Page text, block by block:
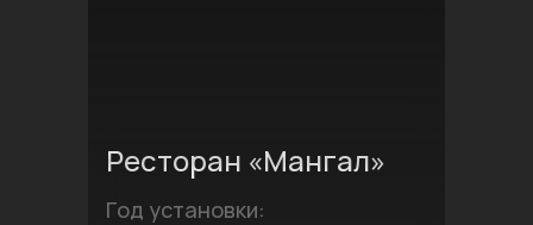
Ресторан «Мангал»
Год установки: